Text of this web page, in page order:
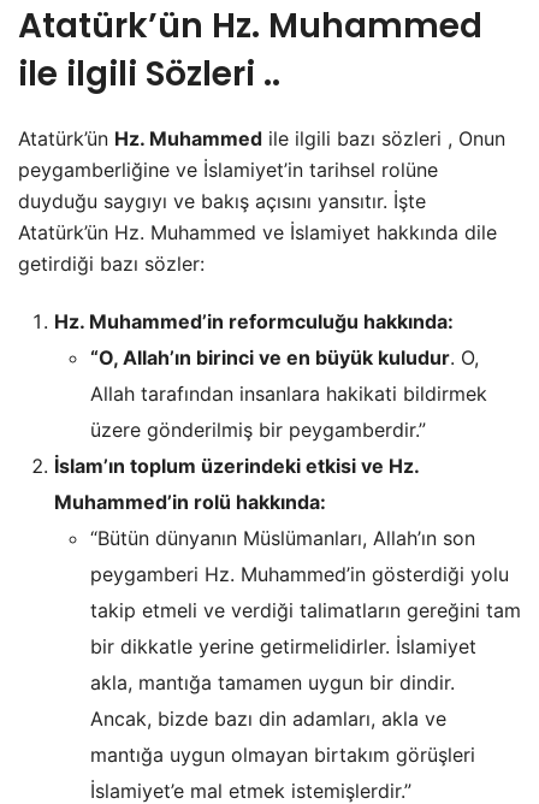
Atatürk’ün Hz. Muhammed
ile ilgili Sözleri ..
Atatürk’ün Hz. Muhammed ile ilgili bazı sözleri , Onun
peygamberliğine ve İslamiyet’in tarihsel rolüne
duyduğu saygıyı ve bakış açısını yansıtır. İşte
Atatürk’ün Hz. Muhammed ve İslamiyet hakkında dile
getirdiği bazı sözler:
Hz. Muhammed’in reformculuğu hakkında:
“O, Allah’ın birinci ve en büyük kuludur. O,
Allah tarafından insanlara hakikati bildirmek
üzere gönderilmiş bir peygamberdir.”
İslam’ın toplum üzerindeki etkisi ve Hz.
Muhammed’in rolü hakkında:
“Bütün dünyanın Müslümanları, Allah’ın son
peygamberi Hz. Muhammed’in gösterdiği yolu
takip etmeli ve verdiği talimatların gereğini tam
bir dikkatle yerine getirmelidirler. İslamiyet
akla, mantığa tamamen uygun bir dindir.
Ancak, bizde bazı din adamları, akla ve
mantığa uygun olmayan birtakım görüşleri
İslamiyet’e mal etmek istemişlerdir.”